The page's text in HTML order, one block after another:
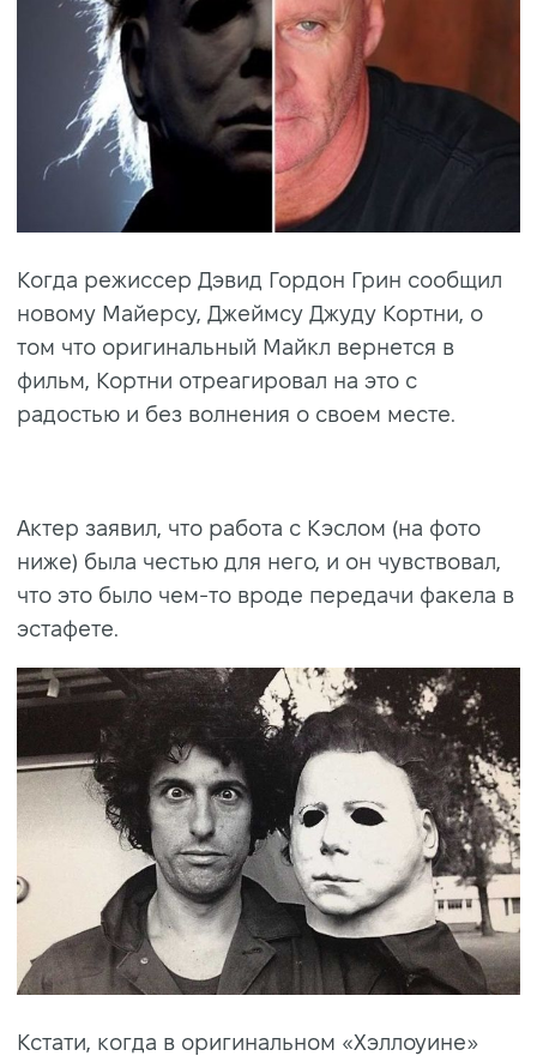
Когда режиссер Дэвид Гордон Грин сообщил
новому Майерсу, Джеймсу Джуду Кортни, о
том что оригинальный Майкл вернется в
фильм, Кортни отреагировал на это с
радостью и без волнения о своем месте.
Актер заявил, что работа с Кэслом (на фото
ниже) была честью для него, и он чувствовал,
что это было чем-то вроде передачи факела в
эстафете.
Кстати, когда в оригинальном «Хэллоуине»